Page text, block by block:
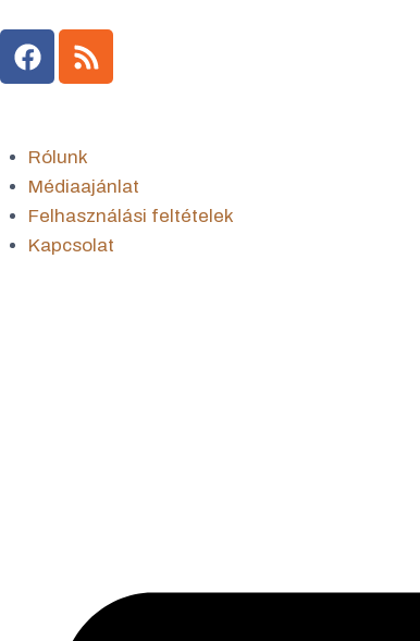
Rólunk
Médiaajánlat
Felhasználási feltételek
Kapcsolat